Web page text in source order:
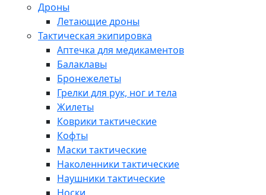
Дроны
Летающие дроны
Тактическая экипировка
Аптечка для медикаментов
Балаклавы
Бронежелеты
Грелки для рук, ног и тела
Жилеты
Коврики тактические
Кофты
Маски тактические
Наколенники тактические
Наушники тактические